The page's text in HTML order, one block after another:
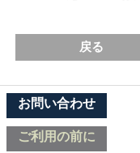
戻る
お問い合わせ
ご利用の前に